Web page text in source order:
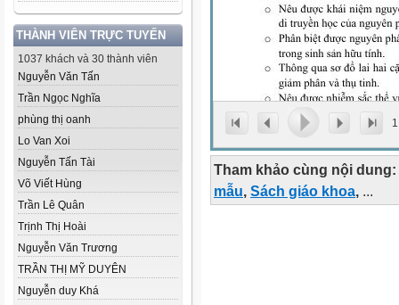
THÀNH VIÊN TRỰC TUYẾN
1037 khách và 30 thành viên
Nguyễn Văn Tấn
Trần Ngọc Nghĩa
phùng thị oanh
Lo Van Xoi
Nguyễn Tấn Tài
Võ Viết Hùng
Trần Lê Quân
Trịnh Thị Hoài
Nguyễn Văn Trương
TRẦN THỊ MỸ DUYÊN
Nguyễn duy Khá
1
Tham khảo cùng nội dung:
mẫu, Sách giáo khoa, ...